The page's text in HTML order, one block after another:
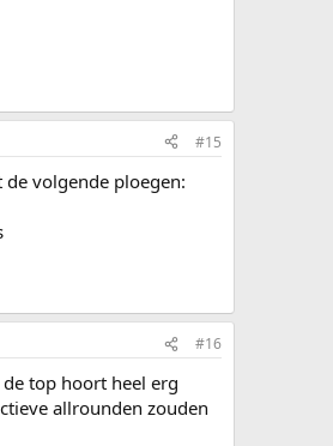
#15
volgende ploegen:
#16
top hoort heel erg
allrounden zouden